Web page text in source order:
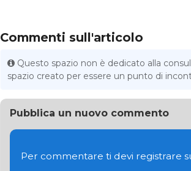
Commenti sull'articolo
Questo spazio non è dedicato alla
spazio creato per essere un punto di
Pubblica un nuovo commento
Per commentare ti devi registrare